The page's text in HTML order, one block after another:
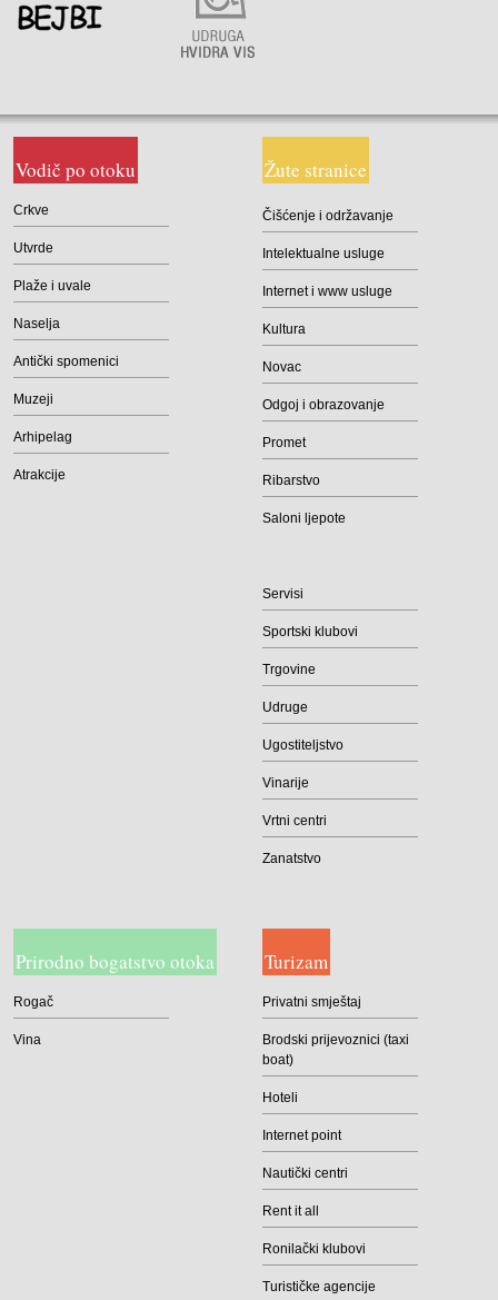
Vodič po otoku
Crkve
Utvrde
Plaže i uvale
Naselja
Antički spomenici
Muzeji
Arhipelag
Atrakcije
Žute stranice
Čišćenje i održavanje
Intelektualne usluge
Internet i www usluge
Kultura
Novac
Odgoj i obrazovanje
Promet
Ribarstvo
Saloni ljepote
Servisi
Sportski klubovi
Trgovine
Udruge
Ugostiteljstvo
Vinarije
Vrtni centri
Zanatstvo
Prirodno bogatstvo otoka
Rogač
Vina
Turizam
Privatni smještaj
Brodski prijevoznici (taxi
boat)
Hoteli
Internet point
Nautički centri
Rent it all
Ronilački klubovi
Turističke agencije